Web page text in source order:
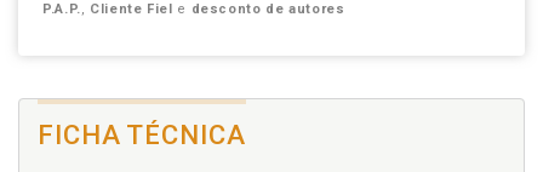
P.A.P., Cliente Fiel e desconto de autores
FICHA TÉCNICA